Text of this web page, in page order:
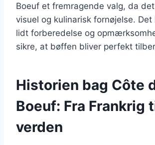
Boeuf et fremragende valg, da
visuel og kulinarisk fornøjelse.
lidt forberedelse og
sikre, at bøffen bliver perfekt
Historien bag Côte
Boeuf: Fra Frankrig
verden